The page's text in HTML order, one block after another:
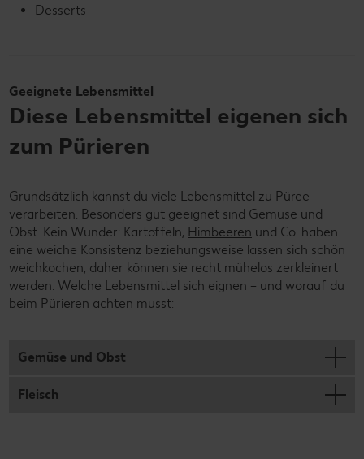
Desserts
Geeignete Lebensmittel
Diese Lebensmittel eigenen sich
zum Pürieren
Grundsätzlich kannst du viele Lebensmittel zu Püree
verarbeiten. Besonders gut geeignet sind Gemüse und
Obst. Kein Wunder: Kartoffeln, Himbeeren und Co. haben
eine weiche Konsistenz beziehungsweise lassen sich schön
weichkochen, daher können sie recht mühelos zerkleinert
werden. Welche Lebensmittel sich eignen – und worauf du
beim Pürieren achten musst:
Gemüse und Obst
Fleisch